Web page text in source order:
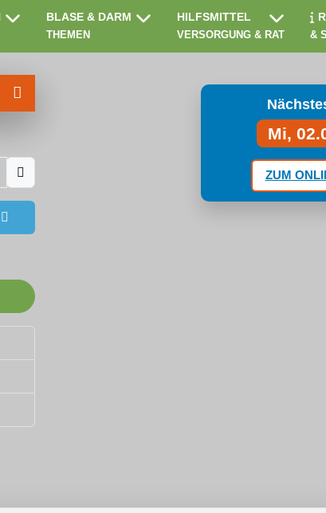
BLASE & DARM
THEMEN
HILFSMITTEL
VERSORGUNG & RAT &
Passwort anzeigen
Mi,
ZUM